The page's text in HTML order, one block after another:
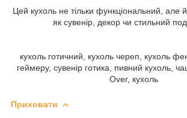
Цей кухоль не тільки функціональний, але
як сувенір, декор чи стильний
кухоль готичний, кухоль череп, кухоль
геймеру, сувенір готика, пивний кухоль,
Over, кухоль
Приховати